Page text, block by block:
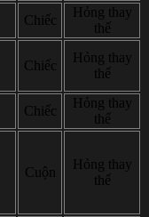
Chiếc
Hỏng thay
thế
Chiếc
Hỏng thay
thế
Chiếc
Hỏng thay
thế
Cuộn
Hỏng thay
thế